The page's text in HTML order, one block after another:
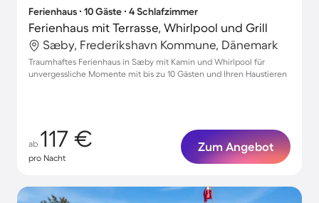
Ferienhaus ∙ 10 Gäste ∙ 4 Schlafzimmer
Ferienhaus mit Terrasse, Whirlpool und Grill
Sæby, Frederikshavn Kommune, Dänemark
Traumhaftes Ferienhaus in Sæby mit Kamin und Whirlpool für
unvergessliche Momente mit bis zu 10 Gästen und Ihren Haustieren
ab 117 €
pro Nacht
Zum Angebot